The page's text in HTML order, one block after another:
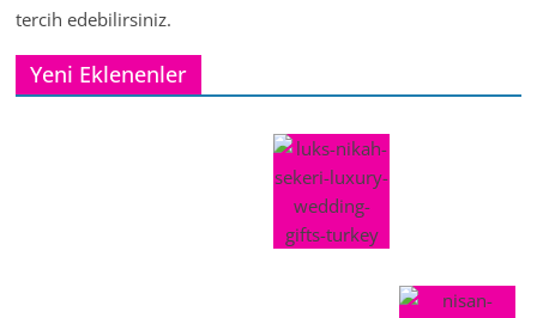
tercih edebilirsiniz.
Yeni Eklenenler